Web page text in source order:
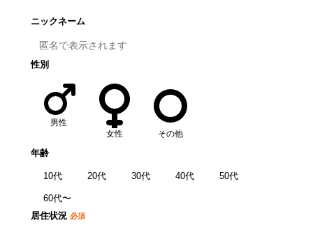
ニックネーム
性別
男性
女性
その他
年齢
10代 20代 30代 40代 50代
60代〜
居住状況 必須